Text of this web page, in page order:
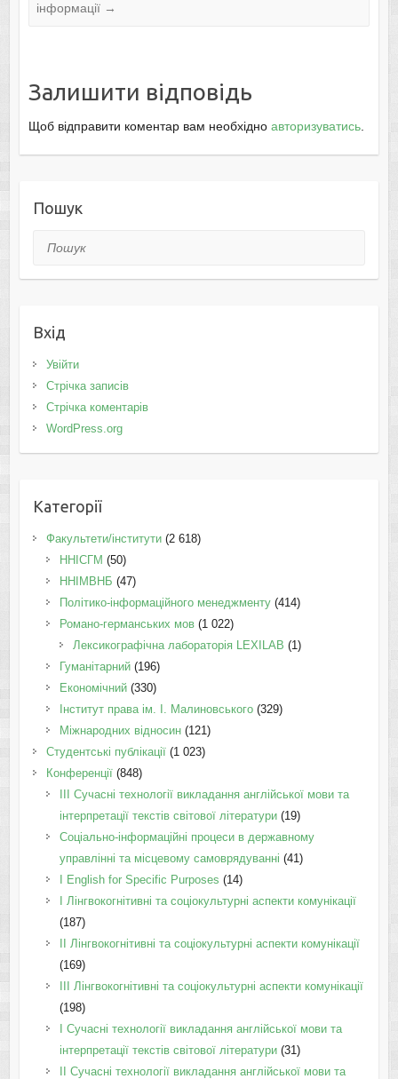
інформації →
Залишити відповідь
Щоб відправити коментар вам необхідно авторизуватись.
Пошук
Пошук
Вхід
Увійти
Стрічка записів
Стрічка коментарів
WordPress.org
Категорії
Факультети/інститути(2 618)
ННІСГМ (50)
ННІМВНБ (47)
Політико-інформаційного менеджменту(414)
Романо-германських мов(1 022)
Лексикографічна лабораторія LEXILAB (1)
Гуманітарний(196)
Економічний(330)
Інститут права ім. І. Малиновського(329)
Міжнародних відносин(121)
Студентські публікації(1 023)
Конференції(848)
III Сучасні технології викладання англійської мови та
інтерпретації текстів світової літератури(19)
Соціально-інформаційні процеси в державному
управлінні та місцевому самоврядуванні (41)
І English for Specific Purposes (14)
I Лінгвокогнітивні та соціокультурні аспекти комунікації
(187)
IІ Лінгвокогнітивні та соціокультурні аспекти комунікації
(169)
IІI Лінгвокогнітивні та соціокультурні аспекти комунікації
(198)
I Cучасні технології викладання англійської мови та
інтерпретації текстів світової літератури(31)
II Cучасні технології викладання англійської мови та